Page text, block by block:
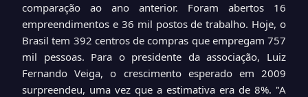
comparação ao ano anterior. Foram abertos 16
empreendimentos e 36 mil postos de trabalho. Hoje, o
Brasil tem 392 centros de compras que empregam 757
mil pessoas. Para o presidente da associação, Luiz
Fernando Veiga, o crescimento esperado em 2009
surpreendeu, uma vez que a estimativa era de 8%. "A